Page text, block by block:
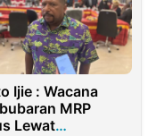
Ijie : Wacana
MRP
Lewat